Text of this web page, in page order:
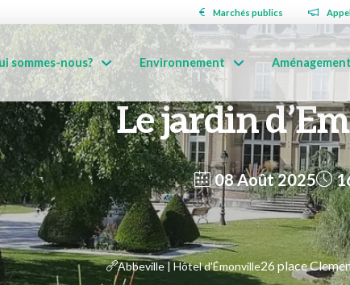
Marchés publics
sommes-nous? Environnement Aménagement
Le jardin
08 Août 2025
Abbeville | Hôtel d'Émonville26 place